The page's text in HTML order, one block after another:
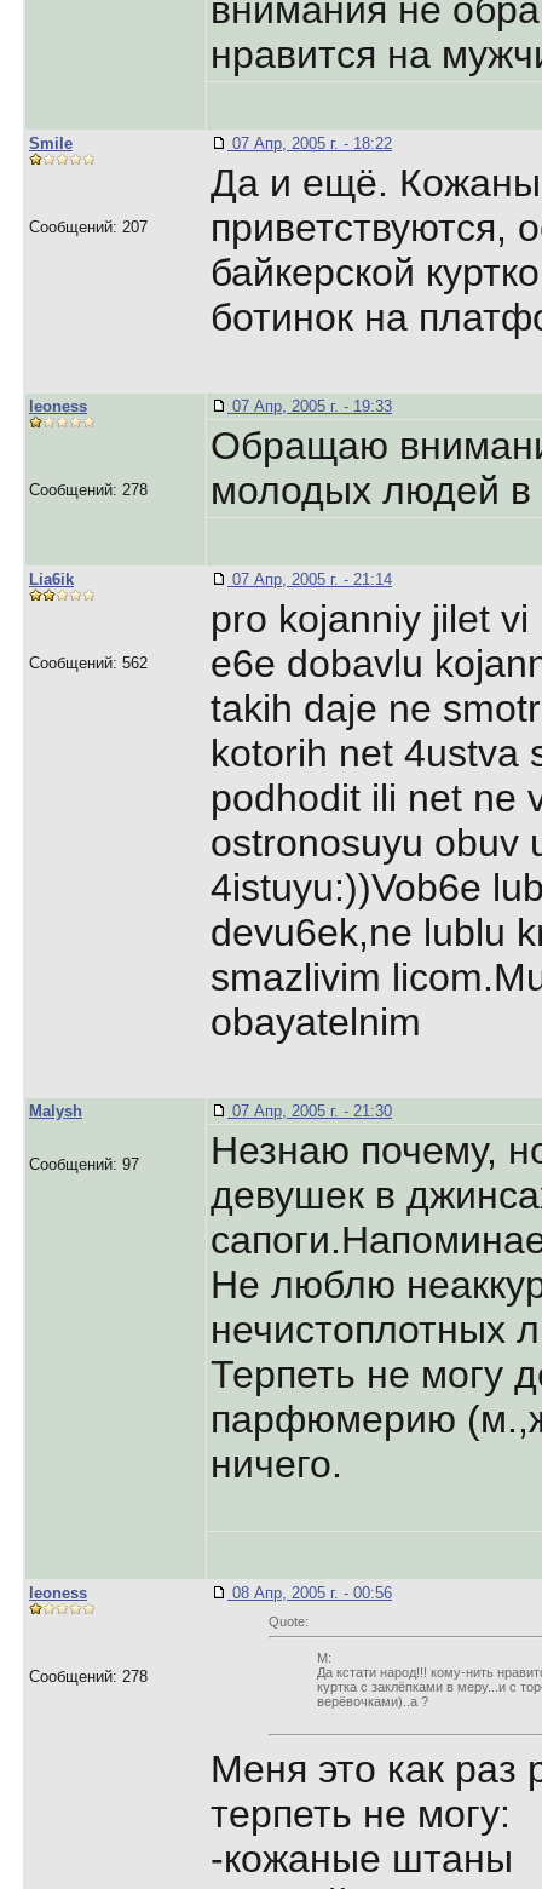
внимания не
нравится на
Smile
Сообщений: 207
07 Апр, 2005 г. - 18:22
Да и ещё.
приветствуются,
байкерской
ботинок на
leoness
Сообщений: 278
07 Апр, 2005 г. - 19:33
Обращаю
молодых людей в
Lia6ik
Сообщений: 562
07 Апр, 2005 г. - 21:14
pro kojanniy jilet
e6e dobavlu
takih daje ne
kotorih net 4ustva
podhodit ili net ne
ostronosuyu obuv
4istuyu:))Vob6e
devu6ek,ne lublu
smazlivim
obayatelnim
Malysh
Сообщений: 97
07 Апр, 2005 г. - 21:30
Незнаю почему,
девушек в
Не люблю
нечистоплотных
Терпеть не могу
парфюмерию
ничего.
leoness
Сообщений: 278
08 Апр, 2005 г. - 00:56
Quote:
М:
Да кстати народ!!! кому-нить
куртка с заклёпками в меру...и с
верёвочками)..а ?
Меня это как раз
терпеть не могу:
-кожаные штаны